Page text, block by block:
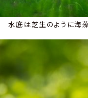
水底は芝生のように海